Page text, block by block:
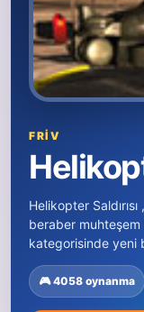
FRIV
Helikopter
beraber muhteşem
kategorisinde yeni
🎮 4058 oynanma